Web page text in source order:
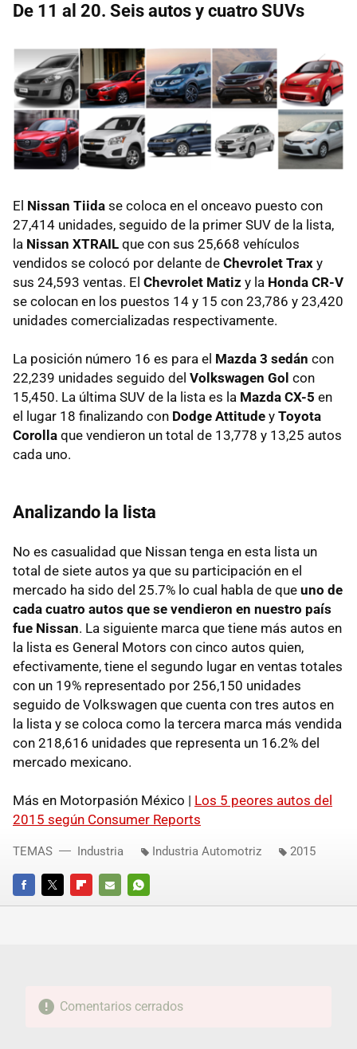
De 11 al 20. Seis autos y cuatro SUVs
El Nissan Tiida se coloca en el onceavo puesto con
27,414 unidades, seguido de la primer SUV de la lista,
la Nissan XTRAIL que con sus 25,668 vehículos
vendidos se colocó por delante de Chevrolet Trax y
sus 24,593 ventas. El Chevrolet Matiz y la Honda CR-V
se colocan en los puestos 14 y 15 con 23,786 y 23,420
unidades comercializadas respectivamente.
La posición número 16 es para el Mazda 3 sedán con
22,239 unidades seguido del Volkswagen Gol con
15,450. La última SUV de la lista es la Mazda CX-5 en
el lugar 18 finalizando con Dodge Attitude y Toyota
Corolla que vendieron un total de 13,778 y 13,25 autos
cada uno.
Analizando la lista
No es casualidad que Nissan tenga en esta lista un
total de siete autos ya que su participación en el
mercado ha sido del 25.7% lo cual habla de que uno de
cada cuatro autos que se vendieron en nuestro país
fue Nissan. La siguiente marca que tiene más autos en
la lista es General Motors con cinco autos quien,
efectivamente, tiene el segundo lugar en ventas totales
con un 19% representado por 256,150 unidades
seguido de Volkswagen que cuenta con tres autos en
la lista y se coloca como la tercera marca más vendida
con 218,616 unidades que representa un 16.2% del
mercado mexicano.
Más en Motorpasión México | Los 5 peores autos del
2015 según Consumer Reports
FACEBOOKTWITTERFLIPBOARD
E-
WHATSAPP
TEMAS Industria Industria Automotriz 2015
Comentarios cerrados